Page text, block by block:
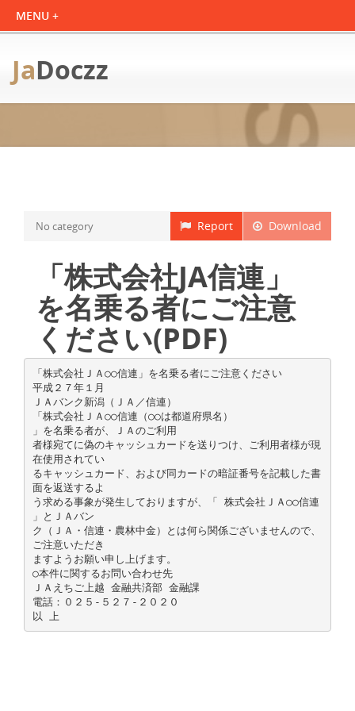
JaDoczz
Download
Report
No category
「株式会社JA信連」
を名乗る者にご注意
ください(PDF)
「株式会社ＪＡ○○信連」を名乗る者にご注意ください
平成２７年１月
ＪＡバンク新潟（ＪＡ／信連）
「株式会社ＪＡ○○信連（○○は都道府県名）
」を名乗る者が、ＪＡのご利用
者様宛てに偽のキャッシュカードを送りつけ、ご利用者様が現
在使用されてい
るキャッシュカード、および同カードの暗証番号を記載した書
面を返送するよ
う求める事象が発生しておりますが、「 株式会社ＪＡ○○信連
」とＪＡバン
ク（ＪＡ・信連・農林中金）とは何ら関係ございませんので、
ご注意いただき
ますようお願い申し上げます。
○本件に関するお問い合わせ先
ＪＡえちご上越 金融共済部 金融課
電話：０２５-５２７-２０２０